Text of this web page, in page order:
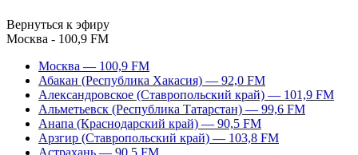
Вернуться к эфиру
Москва - 100,9 FM
Москва — 100,9 FM
Абакан (Республика Хакасия) — 92,0 FM
Александровское (Ставропольский край) — 101,9 FM
Альметьевск (Республика Татарстан) — 99,6 FM
Анапа (Краснодарский край) — 90,5 FM
Арзгир (Ставропольский край) — 103,8 FM
Астрахань — 90,5 FM